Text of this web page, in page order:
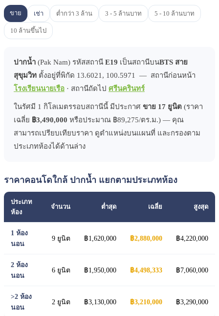
ขาย เช่า ต่ำกว่า 3 ล้าน 3 - 5 ล้านบาท 5 - 10 ล้านบาท
10 ล้านขึ้นไป
ปากน้ำ (Pak Nam) รหัสสถานี E19 เป็นสถานีบนBTS สาย
สุขุมวิท ตั้งอยู่ที่พิกัด 13.6021, 100.5971 — สถานีก่อนหน้า
โรงเรียนนายเรือ · สถานีถัดไป ศรีนครินทร์
ในรัศมี 1 กิโลเมตรรอบสถานีนี้ มีประกาศ ขาย 17 ยูนิต (ราคา
เฉลี่ย ฿3,490,000 หรือประมาณ ฿89,275/ตร.ม.) — คุณ
สามารถเปรียบเทียบราคา ดูตำแหน่งบนแผนที่ และกรองตาม
ประเภทห้องได้ด้านล่าง
ราคาคอนโดใกล้ ปากน้ำ แยกตามประเภทห้อง
ประเภท
ห้อง
จำนวน ต่ำสุด เฉลี่ย สูงสุด
1 ห้อง
นอน
9 ยูนิต ฿1,620,000 ฿2,880,000 ฿4,220,000
2 ห้อง
นอน
6 ยูนิต ฿1,950,000 ฿4,498,333 ฿7,060,000
>2 ห้อง
นอน
2 ยูนิต ฿3,130,000 ฿3,210,000 ฿3,290,000